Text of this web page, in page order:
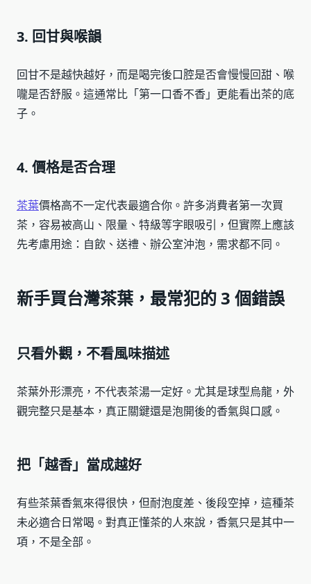
3. 回甘與喉韻
回甘不是越快越好，而是喝完後口腔是否會慢慢回甜、喉
嚨是否舒服。這通常比「第一口香不香」更能看出茶的底
子。
4. 價格是否合理
茶葉價格高不一定代表最適合你。許多消費者第一次買
茶，容易被高山、限量、特級等字眼吸引，但實際上應該
先考慮用途：自飲、送禮、辦公室沖泡，需求都不同。
新手買台灣茶葉，最常犯的 3 個錯誤
只看外觀，不看風味描述
茶葉外形漂亮，不代表茶湯一定好。尤其是球型烏龍，外
觀完整只是基本，真正關鍵還是泡開後的香氣與口感。
把「越香」當成越好
有些茶葉香氣來得很快，但耐泡度差、後段空掉，這種茶
未必適合日常喝。對真正懂茶的人來說，香氣只是其中一
項，不是全部。